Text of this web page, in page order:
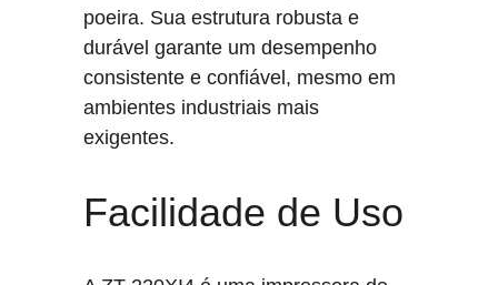
poeira. Sua estrutura robusta e
durável garante um desempenho
consistente e confiável, mesmo em
ambientes industriais mais
exigentes.
Facilidade de Uso